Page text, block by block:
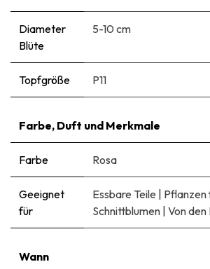
Diameter
Blüte
5-10 cm
Topfgröße P11
Farbe, Duft und Merkmale
Farbe Rosa
Geeignet
für
Essbare Teile | Pflanzen
Schnittblumen | Von
Wann